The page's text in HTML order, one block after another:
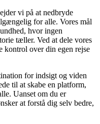
vi på at nedbryde
for alle. Vores mål
hvor ingen
tæller. Ved at dele vores
kontrol over din egen rejse
for indsigt og viden
til at skabe en platform,
Uanset om du er
at forstå dig selv bedre,